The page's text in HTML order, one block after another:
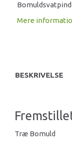
Mere
BESKRIVELSE
Træ Bomuld